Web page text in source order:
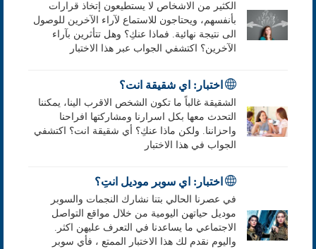
الكثير من الاشخاص لا يستطيعون إتخاذ قرارات
بأنفسهم، ويحتاجون للاستماع لآراء الآخرين للوصول
الى نتيجة نهائية. فماذا عنكِ؟ وهل تتأثرين بآراء
الآخرين؟ اكتشفي الجواب عبر هذا الاختبار
اختبار: اي شقيقة انت؟
الشقيقة غالباً ما تكون الشخص الاقرب الينا، يمكننا
التحدث معها بكل اسرارنا ومشاركتها افراحنا
واحزاننا. ولكن ماذا عنكِ؟ أي شقيقة انت؟ اكتشفي
الجواب في هذا الاختبار
اختبار: اي سوبر موديل انتِ؟
في عصرنا الحالي بتنا نشارك النجمات والسوبر
موديل حياتهن اليومية من خلال مواقع التواصل
الاجتماعي ما يساعدنا في التعرف عليهن اكثر.
واليوم نقدم لك هذا الاختبار الممتع ، فأي سوبر